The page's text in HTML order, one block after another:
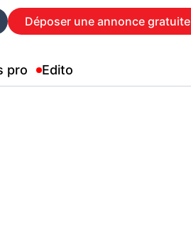
Déposer une annonce gratuite
pro Edito